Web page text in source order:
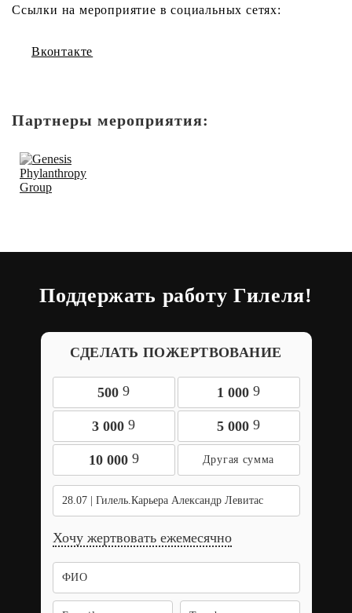
Ссылки на мероприятие в социальных сетях:
Вконтакте
Партнеры мероприятия:
Поддержать работу Гилеля!
СДЕЛАТЬ ПОЖЕРТВОВАНИЕ
500 9 1 000 9
3 000 9 5 000 9
10 000 9
28.07 | Гилель.Карьера Александр Левитас
Хочу жертвовать ежемесячно